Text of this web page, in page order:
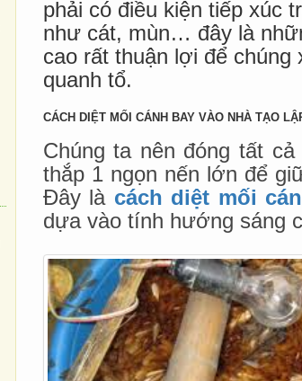
phải có điều kiện tiếp xúc
như cát, mùn… đây là
cao rất thuận lợi để
quanh tổ.
CÁCH DIỆT MỐI CÁNH BAY VÀO NHÀ TẠO
Chúng ta nên đóng tất
thắp 1 ngọn nến lớn để
Đây là cách diệt mối
dựa vào tính hướng sáng